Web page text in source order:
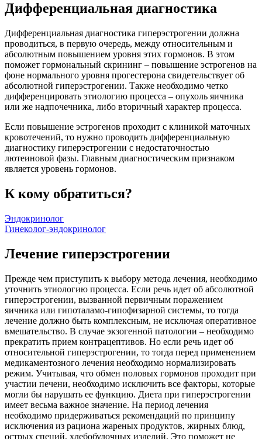
Дифференциальная диагностика
Дифференциальная диагностика гиперэстрогении должна
проводиться, в первую очередь, между относительным и
абсолютным повышением уровня этих гормонов. В этом
поможет гормональный скрининг – повышение эстрогенов на
фоне нормального уровня прогестерона свидетельствует об
абсолютной гиперэстрогении. Также необходимо четко
дифференцировать этиологию процесса – опухоль яичника
или же надпочечника, либо вторичный характер процесса.
Если повышение эстрогенов проходит с клиникой маточных
кровотечений, то нужно проводить дифференциальную
диагностику гиперэстрогении с недостаточностью
лютеиновой фазы. Главным диагностическим признаком
является уровень гормонов.
К кому обратиться?
Эндокринолог
Гинеколог-эндокринолог
Лечение гиперэстрогении
Прежде чем приступить к выбору метода лечения, необходимо
уточнить этиологию процесса. Если речь идет об абсолютной
гиперэстрогении, вызванной первичным поражением
яичника или гипоталамо-гипофизарной системы, то тогда
лечение должно быть комплексным, не исключая оперативное
вмешательство. В случае экзогенной патологии – необходимо
прекратить прием контрацептивов. Но если речь идет об
относительной гиперэстрогении, то тогда перед применением
медикаментозного лечения необходимо нормализировать
режим. Учитывая, что обмен половых гормонов проходит при
участии печени, необходимо исключить все факторы, которые
могли бы нарушать ее функцию. Диета при гиперэстрогении
имеет весьма важное значение. На период лечения
необходимо придерживаться рекомендаций по принципу
исключения из рациона жареных продуктов, жирных блюд,
острых специй, хлебобулочных изделий. Это поможет не